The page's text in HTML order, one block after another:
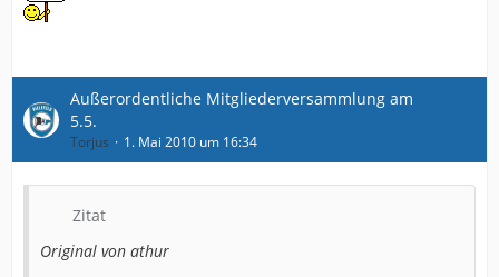
Außerordentliche Mitgliederversammlung am
5.5.
Torjus 1. Mai 2010 um 16:34
Zitat
Original von athur